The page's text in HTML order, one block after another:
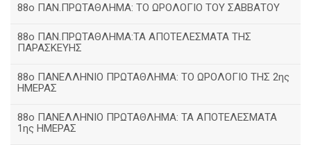
88ο ΠΑΝ.ΠΡΩΤΑΘΛΗΜΑ: ΤΟ ΩΡΟΛΟΓΙΟ ΤΟΥ ΣΑΒΒΑΤΟΥ
88ο ΠΑΝ.ΠΡΩΤΑΘΛΗΜΑ:ΤΑ ΑΠΟΤΕΛΕΣΜΑΤΑ ΤΗΣ
ΠΑΡΑΣΚΕΥΗΣ
88ο ΠΑΝΕΛΛΗΝΙΟ ΠΡΩΤΑΘΛΗΜΑ: ΤΟ ΩΡΟΛΟΓΙΟ ΤΗΣ 2ης
ΗΜΕΡΑΣ
88ο ΠΑΝΕΛΛΗΝΙΟ ΠΡΩΤΑΘΛΗΜΑ: ΤΑ ΑΠΟΤΕΛΕΣΜΑΤΑ
1ης ΗΜΕΡΑΣ